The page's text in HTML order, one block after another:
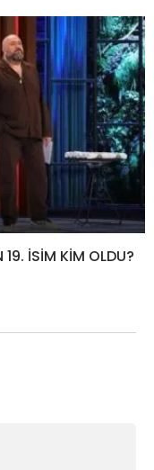
19. İSİM KİM OLDU?